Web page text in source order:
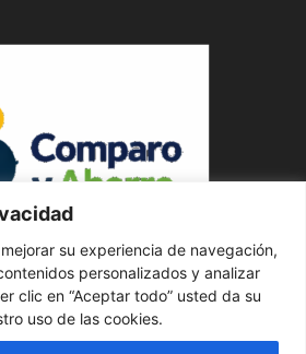
su experiencia de navegación,
personalizados y analizar
clic en “Aceptar todo” usted da su
uso de las cookies.
ABOUT US
US